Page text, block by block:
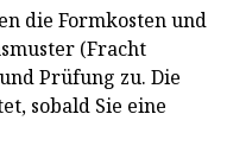
die Formkosten und
(Fracht
Prüfung zu. Die
sobald Sie eine